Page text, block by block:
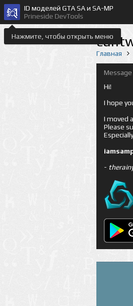
Нажмите, чтобы открыть меню
ID моделей GTA SA и SA-MP
Prineside DevTools
Главная
Hi!
I hope
I moved
Please
-